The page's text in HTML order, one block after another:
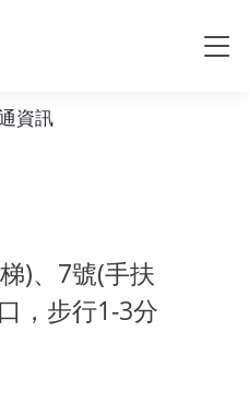
資訊
)、7號(手扶
，步行1-3分